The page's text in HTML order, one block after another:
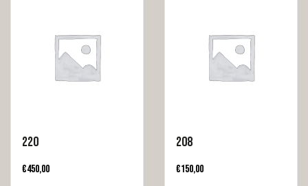
220
€450,00
208
€150,00